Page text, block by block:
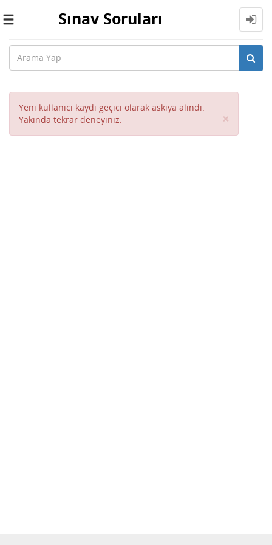
Toggle
Sınav Soruları
Yeni kullanıcı kaydı geçici olarak askıya alındı.
Yakında tekrar deneyiniz.
×